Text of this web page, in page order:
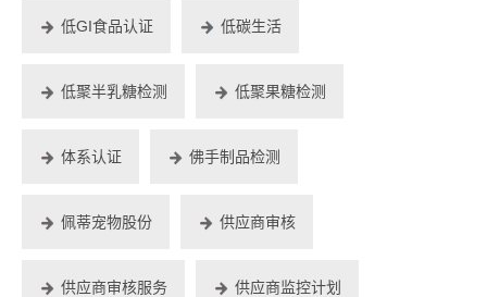
低GI食品认证 低碳生活
低聚半乳糖检测 低聚果糖检测
体系认证 佛手制品检测
佩蒂宠物股份 供应商审核
供应商审核服务 供应商监控计划